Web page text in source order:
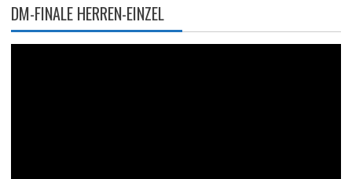
DM-FINALE HERREN-EINZEL